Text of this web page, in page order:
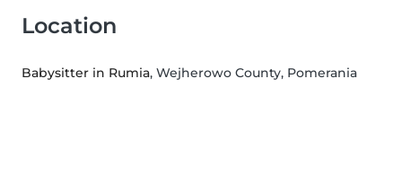
Location
Babysitter in Rumia, Wejherowo County, Pomerania